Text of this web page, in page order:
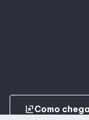
ungroupComo